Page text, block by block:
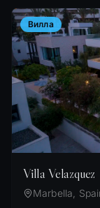
Вилла
Villa Velazquez
Marbella,